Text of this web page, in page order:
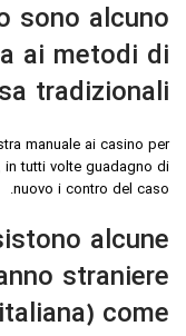
sono alcuno
ai metodi di
tradizionali
manuale ai casino per
in tutti volte guadagno di
nuovo i contro del caso.
alcune
straniere
come